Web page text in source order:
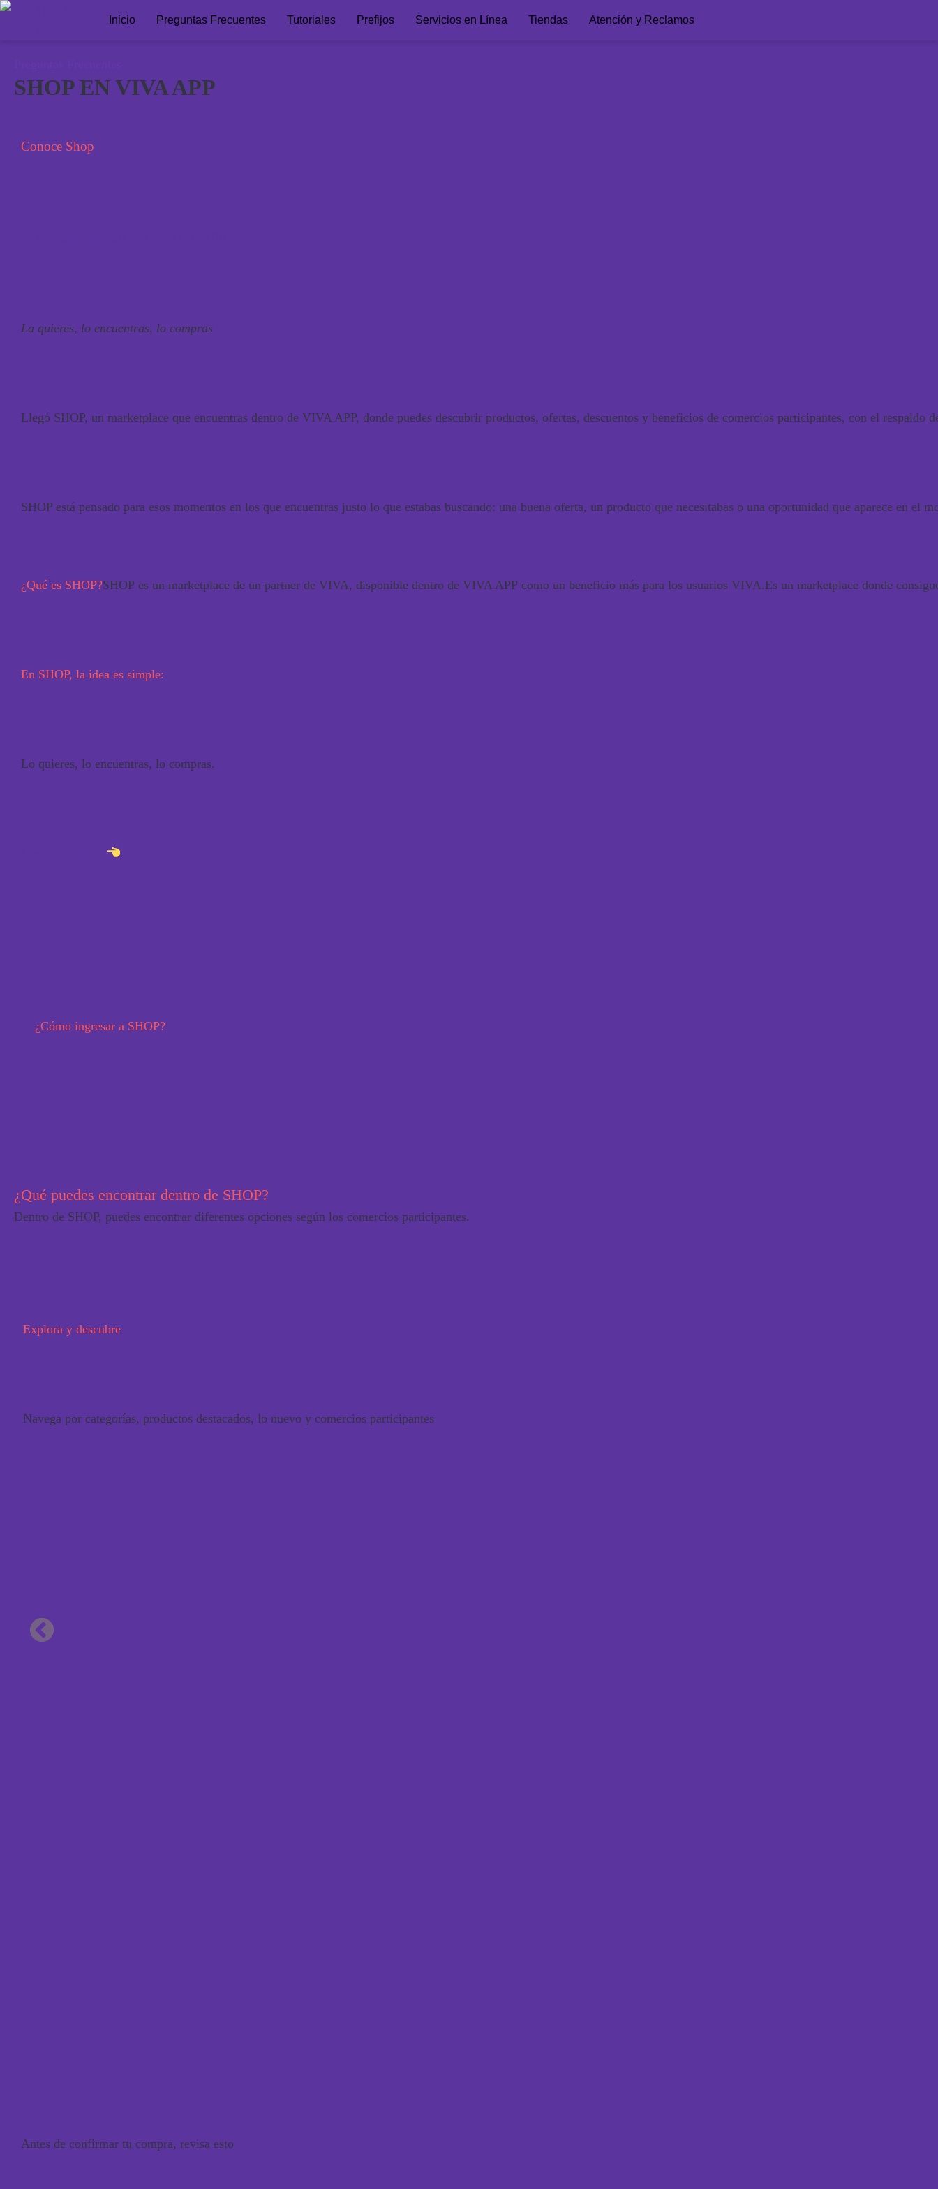
Inicio Preguntas Frecuentes Tutoriales Prefijos Servicios en Línea Tiendas Atención y Reclamos
SHOP EN VIVA APP
Conoce Shop
La quieres, lo encuentras, lo compras
Llegó SHOP, un marketplace que encuentras dentro de VIVA APP, donde puedes descubrir productos, ofertas, descuentos y beneficios de comercios participantes, con el respaldo
SHOP está pensado para esos momentos en los que encuentras justo lo que estabas buscando: una buena oferta, un producto que necesitabas o una oportunidad que aparece en el
¿Qué es SHOP?SHOP es un marketplace de un partner de VIVA, disponible dentro de VIVA APP como un beneficio más para los usuarios VIVA.Es un marketplace donde
En SHOP, la idea es simple:
Lo quieres, lo encuentras, lo compras.
¿Cómo ingresar a SHOP?
¿Qué puedes encontrar dentro de SHOP?
Dentro de SHOP, puedes encontrar diferentes opciones según los comercios participantes.
Explora y descubre
Navega por categorías, productos destacados, lo nuevo y comercios participantes
Antes de confirmar tu compra, revisa esto